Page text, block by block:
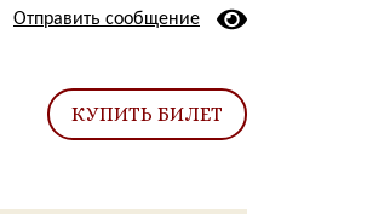
Отправить сообщение
КУПИТЬ БИЛЕТ